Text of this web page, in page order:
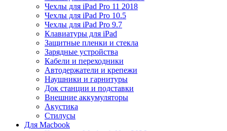
Чехлы для iPad Pro 11 2018
Чехлы для iPad Pro 10.5
Чехлы для iPad Pro 9.7
Клавиатуры для iPad
Защитные пленки и стекла
Зарядные устройства
Кабели и переходники
Автодержатели и крепежи
Наушники и гарнитуры
Док станции и подставки
Внешние аккумуляторы
Акустика
Стилусы
Для Macbook